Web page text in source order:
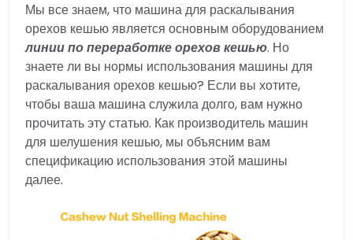
Мы все знаем, что машина для раскалывания
орехов кешью является основным оборудованием
линии по переработке орехов кешью. Но
знаете ли вы нормы использования машины для
раскалывания орехов кешью? Если вы хотите,
чтобы ваша машина служила долго, вам нужно
прочитать эту статью. Как производитель машин
для шелушения кешью, мы объясним вам
спецификацию использования этой машины
далее.